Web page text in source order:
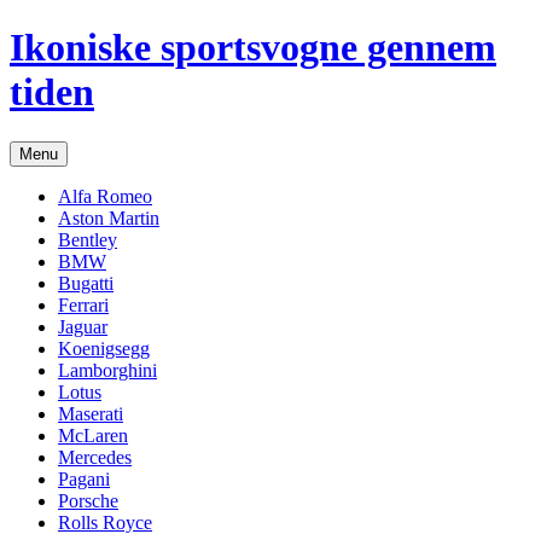
Hop
til
indhold
Ikoniske sportsvogne gennem
tiden
Menu
Alfa Romeo
Aston Martin
Bentley
BMW
Bugatti
Ferrari
Jaguar
Koenigsegg
Lamborghini
Lotus
Maserati
McLaren
Mercedes
Pagani
Porsche
Rolls Royce